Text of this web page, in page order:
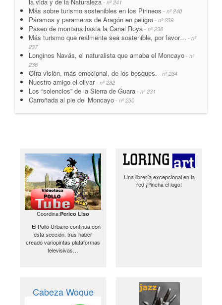
- nº 241
Más sobre turismo sostenibles en los Pirineos - nº 240
Páramos y parameras de Aragón en peligro - nº 239
Paseo de montaña hasta la Canal Roya - nº 238
Más turismo que realmente sea sostenible, por favor… - nº
237
Longinos Navás, el naturalista que amaba el Moncayo - nº
236
Otra visión, más emocional, de los bosques. - nº 234
Nuestro amigo el olivar- nº 232
Los “solencios” de la Sierra de Guara - nº 231
Carroñada al pie del Moncayo - nº 230
Coordina:Perico Liso
El Pollo Urbano continúa con
esta sección, tras haber
creado variopintas plataformas
televisivas…
Una librería excepcional en la
red ¡Pincha el logo!
Cabeza Woque